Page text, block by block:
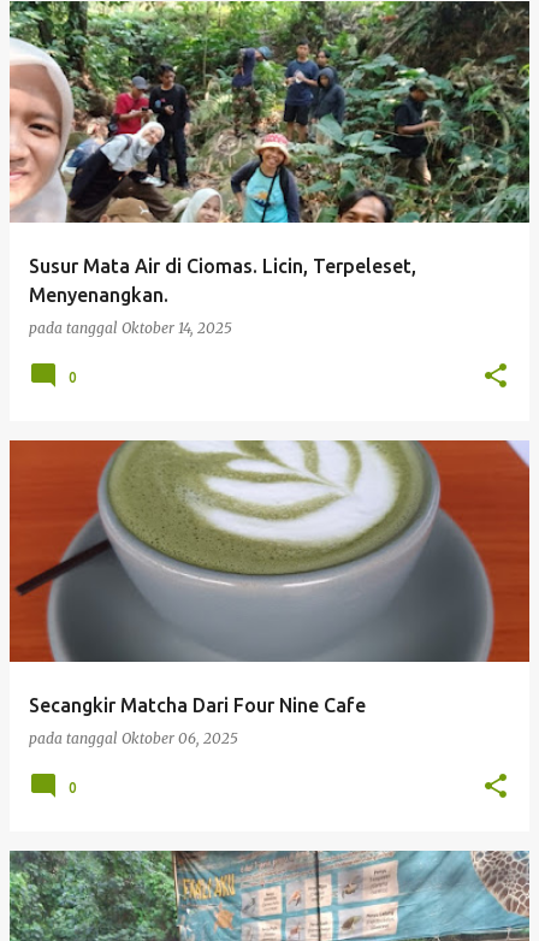
Susur Mata Air di Ciomas. Licin, Terpeleset,
Menyenangkan.
pada tanggal Oktober 14, 2025
0
Secangkir Matcha Dari Four Nine Cafe
pada tanggal Oktober 06, 2025
0